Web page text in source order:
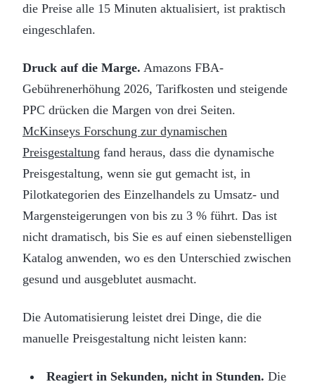
die Preise alle 15 Minuten aktualisiert, ist praktisch
eingeschlafen.
Druck auf die Marge. Amazons FBA-
Gebührenerhöhung 2026, Tarifkosten und steigende
PPC drücken die Margen von drei Seiten.
McKinseys Forschung zur dynamischen
Preisgestaltung fand heraus, dass die dynamische
Preisgestaltung, wenn sie gut gemacht ist, in
Pilotkategorien des Einzelhandels zu Umsatz- und
Margensteigerungen von bis zu 3 % führt. Das ist
nicht dramatisch, bis Sie es auf einen siebenstelligen
Katalog anwenden, wo es den Unterschied zwischen
gesund und ausgeblutet ausmacht.
Die Automatisierung leistet drei Dinge, die die
manuelle Preisgestaltung nicht leisten kann:
Reagiert in Sekunden, nicht in Stunden. Die